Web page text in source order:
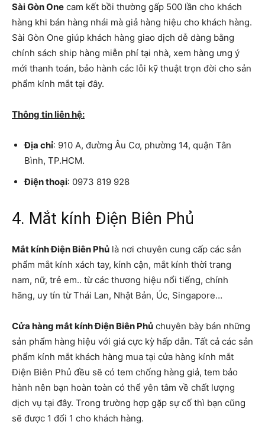
Sài Gòn One cam kết bồi thường gấp 500 lần cho khách
hàng khi bán hàng nhái mà giả hàng hiệu cho khách hàng.
Sài Gòn One giúp khách hàng giao dịch dễ dàng bằng
chính sách ship hàng miễn phí tại nhà, xem hàng ưng ý
mới thanh toán, bảo hành các lỗi kỹ thuật trọn đời cho sản
phẩm kính mắt tại đây.
Thông tin liên hệ:
Địa chỉ: 910 A, đường Âu Cơ, phường 14, quận Tân
Bình, TP.HCM.
Điện thoại: 0973 819 928
4. Mắt kính Điện Biên Phủ
Mắt kính Điện Biên Phủ là nơi chuyên cung cấp các sản
phẩm mắt kính xách tay, kính cận, mắt kính thời trang
nam, nữ, trẻ em.. từ các thương hiệu nổi tiếng, chính
hãng, uy tín từ Thái Lan, Nhật Bản, Úc, Singapore…
Cửa hàng mắt kính Điện Biên Phủ chuyên bày bán những
sản phẩm hàng hiệu với giá cực kỳ hấp dẫn. Tất cả các sản
phẩm kính mắt khách hàng mua tại cửa hàng kính mắt
Điện Biên Phủ đều sẽ có tem chống hàng giả, tem bảo
hành nên bạn hoàn toàn có thể yên tâm về chất lượng
dịch vụ tại đây. Trong trường hợp gặp sự cố thì bạn cũng
sẽ được 1 đổi 1 cho khách hàng.